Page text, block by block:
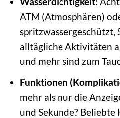
ATM (Atmosphären)
spritzwassergeschützt,
alltägliche Aktivitäten
und mehr sind zum
Funktionen
mehr als nur die
und Sekunde?